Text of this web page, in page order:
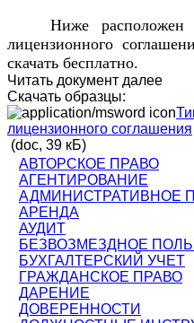
Ниже расположен
лицензионного
скачать бесплатно.
Читать документ далее
Скачать образцы:
лицензионного соглашения
(doc, 39 кБ)
АВТОРСКОЕ ПРАВО
АГЕНТИРОВАНИЕ
АДМИНИСТРАТИВНОЕ
АРЕНДА
АУДИТ
БЕЗВОЗМЕЗДНОЕ
БУХГАЛТЕРСКИЙ УЧЕТ
ГРАЖДАНСКОЕ ПРАВО
ДАРЕНИЕ
ДОВЕРЕННОСТИ